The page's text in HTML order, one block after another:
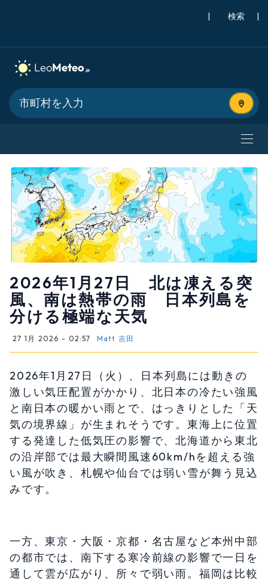
| |
現在地
2026年1月27日 北は凍える突
風、南は熱帯の雨 日本列島を
分ける極端な天気
27 1月 2026 - 02:57 Matt 吉田
2026年1月27日（火）、日本列島には動きの
激しい気圧配置がかかり、北日本の冷たい強風
と南日本の暖かい雨とで、はっきりとした「天
気の境界線」が生まれそうです。東海上に位置
する発達した低気圧の影響で、北海道から東北
の沿岸部では最大瞬間風速60km/hを超える強
い風が吹き、札幌や仙台では弱い雪が舞う見込
みです。
一方、東京・大阪・京都・名古屋など本州中部
の都市では、南下する寒冷前線の影響で一日を
通して雲が広がり、所々で弱い雨。福岡は比較